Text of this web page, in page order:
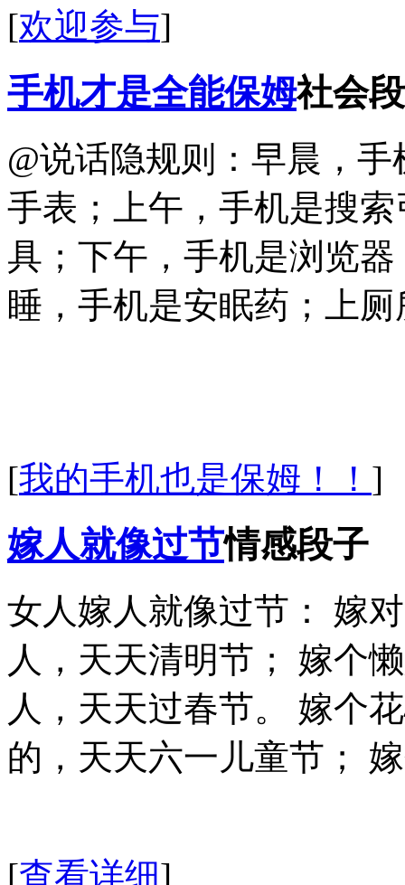
[欢迎参与]
手机才是全能保姆社会
@说话隐规则：早晨，
手表；上午，手机是搜
具；下午，手机是浏览
睡，手机是安眠药；上
[我的手机也是保姆！！ ]
嫁人就像过节情感段子
女人嫁人就像过节： 嫁
人，天天清明节； 嫁个
人，天天过春节。 嫁个
的，天天六一儿童节；
[查看详细]